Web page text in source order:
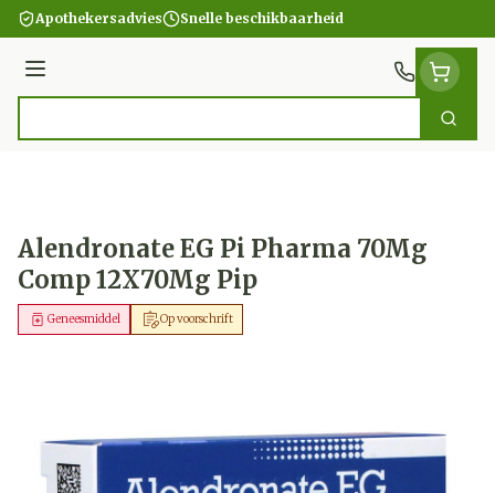
Ga naar de inhoud
Apothekersadvies Snelle beschikbaarheid
Menu
Zoek
Alendronate EG Pi Pharma 70Mg
Comp 12X70Mg Pip
Op voorschrift
Geneesmiddel